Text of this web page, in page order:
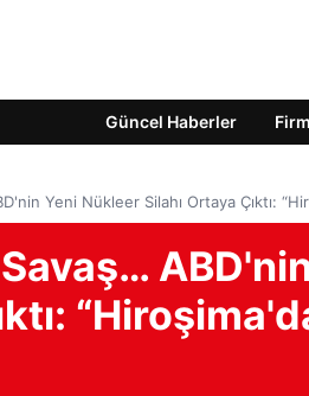
Güncel Haberler
Yeni Nükleer Silahı Ortaya Çıktı: